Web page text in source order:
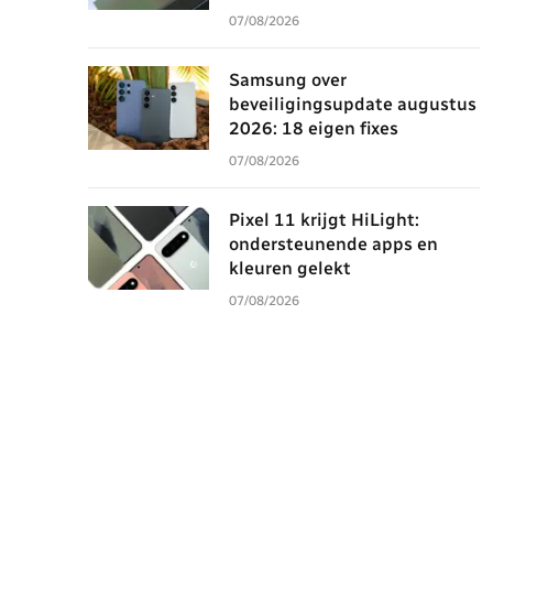
07/08/2026
Samsung over
beveiligingsupdate augustus
2026: 18 eigen fixes
07/08/2026
Pixel 11 krijgt HiLight:
ondersteunende apps en
kleuren gelekt
07/08/2026